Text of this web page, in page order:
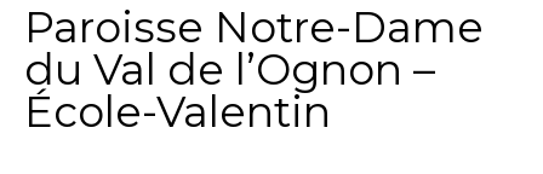
Paroisse Notre-Dame
du Val de l’Ognon –
École-Valentin